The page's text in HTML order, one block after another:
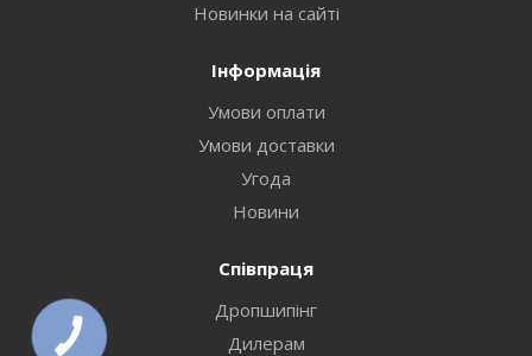
Новинки на сайті
Інформація
Умови оплати
Умови доставки
Угода
Новини
Співпраця
Дропшипінг
Дилерам